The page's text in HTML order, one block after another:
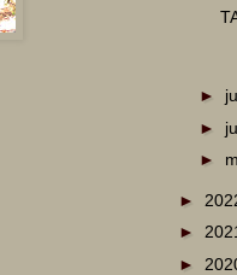
►
►
►
►
►
►